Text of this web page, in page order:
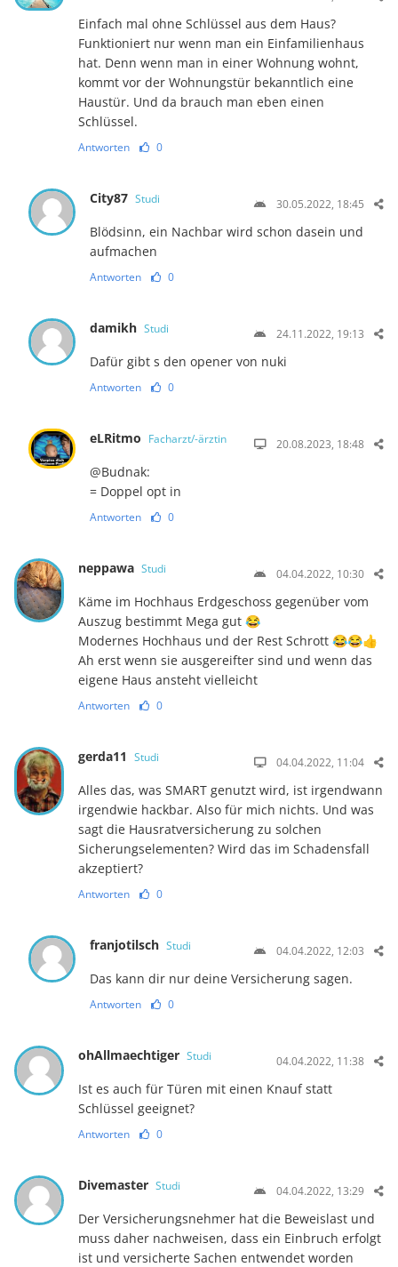
Einfach mal ohne Schlüssel aus dem Haus?
Funktioniert nur wenn man ein Einfamilienhaus
hat. Denn wenn man in einer Wohnung wohnt,
kommt vor der Wohnungstür bekanntlich eine
Haustür. Und da brauch man eben einen
Schlüssel.
Antworten 0
City87 Studi 30.05.2022, 18:45
Blödsinn, ein Nachbar wird schon dasein und
aufmachen
Antworten 0
damikh Studi 24.11.2022, 19:13
Dafür gibt s den opener von nuki
Antworten 0
eLRitmo Facharzt/-ärztin 20.08.2023, 18:48
@Budnak:
= Doppel opt in
Antworten 0
neppawa Studi 04.04.2022, 10:30
Käme im Hochhaus Erdgeschoss gegenüber vom
Auszug bestimmt Mega gut 😂
Modernes Hochhaus und der Rest Schrott 😂😂👍
Ah erst wenn sie ausgereifter sind und wenn das
eigene Haus ansteht vielleicht
Antworten 0
gerda11 Studi 04.04.2022, 11:04
Alles das, was SMART genutzt wird, ist irgendwann
irgendwie hackbar. Also für mich nichts. Und was
sagt die Hausratversicherung zu solchen
Sicherungselementen? Wird das im Schadensfall
akzeptiert?
Antworten 0
franjotilsch Studi 04.04.2022, 12:03
Das kann dir nur deine Versicherung sagen.
Antworten 0
ohAllmaechtiger Studi 04.04.2022, 11:38
Ist es auch für Türen mit einen Knauf statt
Schlüssel geeignet?
Antworten 0
Divemaster Studi 04.04.2022, 13:29
Der Versicherungsnehmer hat die Beweislast und
muss daher nachweisen, dass ein Einbruch erfolgt
ist und versicherte Sachen entwendet worden